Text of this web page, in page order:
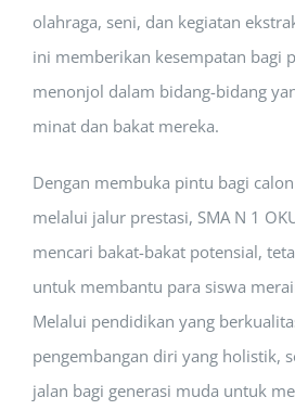
olahraga, seni, dan kegiatan
ini memberikan kesempatan bagi
menonjol dalam bidang-bidang
minat dan bakat mereka.
Dengan membuka pintu bagi
melalui jalur prestasi, SMA N 1
mencari bakat-bakat potensial,
untuk membantu para siswa
Melalui pendidikan yang
pengembangan diri yang holistik,
jalan bagi generasi muda untuk